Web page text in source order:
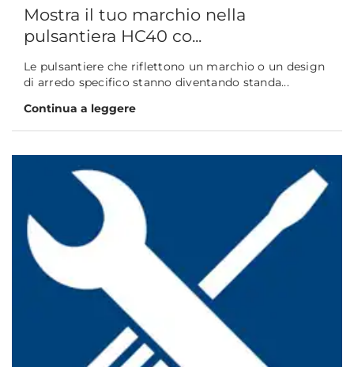
Mostra il tuo marchio nella
pulsantiera HC40 co...
Le pulsantiere che riflettono un marchio o un design
di arredo specifico stanno diventando standa...
Continua a leggere